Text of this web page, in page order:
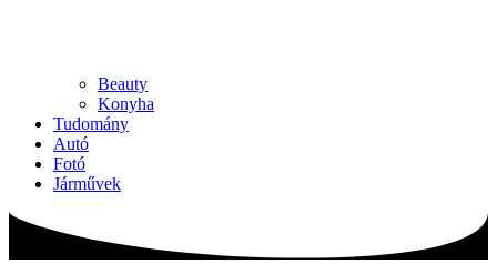
Beauty
Konyha
Tudomány
Autó
Fotó
Járművek